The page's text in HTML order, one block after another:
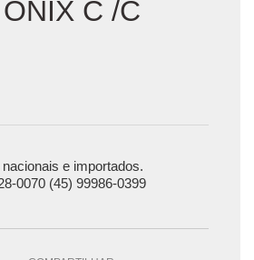
C /C
e importados.
0070 (45) 99986-0399